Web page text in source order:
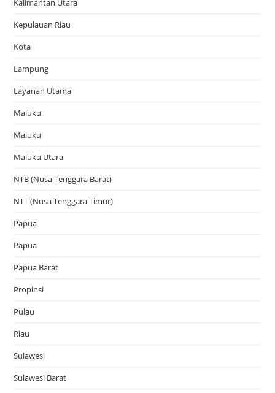
Kalimantan Utara
Kepulauan Riau
Kota
Lampung
Layanan Utama
Maluku
Maluku
Maluku Utara
NTB (Nusa Tenggara Barat)
NTT (Nusa Tenggara Timur)
Papua
Papua
Papua Barat
Propinsi
Pulau
Riau
Sulawesi
Sulawesi Barat